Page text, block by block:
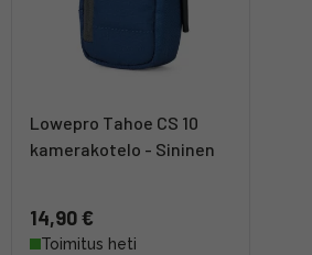
Lowepro Tahoe CS 10
kamerakotelo - Sininen
14,90 €
Toimitus heti